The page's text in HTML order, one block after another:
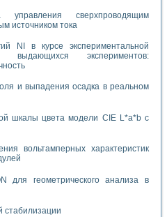
управления сверхпроводящим
источником тока
NI в курсе экспериментальной
экспериментов:
и выпадения осадка в реальном
шкалы цвета модели CIE L*a*b с
вольтамперных характеристик
для геометрического анализа в
стабилизации